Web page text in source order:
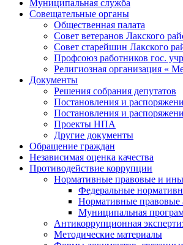
Муниципальная служба
Совещательные органы
Общественная палата
Совет ветеранов Лакского
Совет старейшин Лакского
Профсоюз работников гос.
Религиозная организация «
Документы
Решения собрания депутатов
Постановления и
Постановления и
Проекты НПА
Другие документы
Обращение граждан
Независимая оценка качества
Противодействие коррупции
Нормативные правовые и
Федеральные
Нормативные правовые
Муниципальная
Антикоррупционная
Методические материалы